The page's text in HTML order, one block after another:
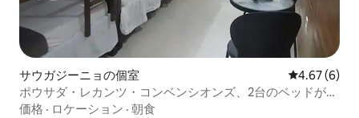
サウガジーニョの個室 レビュー6
4.67 (6)
ポウサダ・レカンツ・コンベンシオンズ、2台のベッドがあ
る客室。
価格 · ロケーション · 朝食